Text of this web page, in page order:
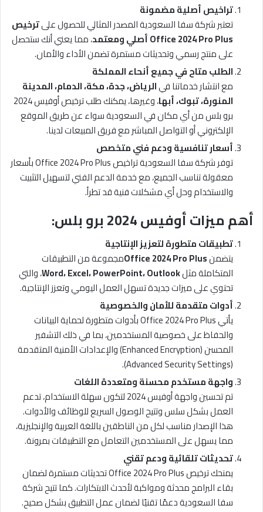
تراخيص أصلية مضمونة
تعتبر شركة سفا السعودية المصدر المثالي للحصول علىترخيص
Office 2024 Pro Plusأصلي ومعتمد، مما يعني أنك ستحصل
على منتج رسمي وتحديثات مستمرة تضمن الأداء والأمان.
الطلب متاح في جميع أنحاء المملكة
مع انتشار خدماتنا فيالرياض، جدة، مكة، الدمام، المدينة
المنورة، تبوك، أبها
، وغيرها، يمكنك طلب ترخيص أوفيس 2024
برو بلس من أي مكان في السعودية سواء عن طريق الموقع
الإلكتروني أو التواصل المباشر مع فريق المبيعات لدينا.
أسعار تنافسية ودعم فني متخصص
توفر شركة سفا السعودية تراخيص Office 2024 Pro Plus بأسعار
معقولة تناسب الجميع، مع خدمة الدعم الفني لتسهيل التثبيت
والاستخدام وحل أي مشكلات فنية قد تطرأ.
أهم ميزات أوفيس 2024 برو بلس :
تطبيقات متطورة لتعزيز الإنتاجية
يتضمنOffice 2024 Pro Plusمجموعة من التطبيقات
المتكاملة مثل
Word،Excel،PowerPoint،Outlook
، والتي
تحتوي على ميزات جديدة تسهل العمل اليومي وتعزز الإنتاجية.
أدوات متقدمة للأمان والخصوصية
يأتي Office 2024 Pro Plus بأدوات متطورة لحماية البيانات
والحفاظ على خصوصية المستخدمين، بما في ذلك التشفير
المحسن (Enhanced Encryption) والإعدادات الأمنية المتقدمة
(Advanced Security Settings).
واجهة مستخدم محسنة ومتعددة اللغات
تم تحسين واجهة أوفيس 2024 لتكون سهلة الاستخدام، تدعم
العمل بشكل سلس وتتيح الوصول السريع للوظائف والأدوات.
هذا الإصدار مناسب لكل من الناطقين باللغة العربية والإنجليزية،
مما يسهل على المستخدمين التعامل مع التطبيقات بمرونة.
تحديثات تلقائية ودعم تقني
يمنحك ترخيص Office 2024 Pro Plus تحديثات مستمرة لضمان
بقاء البرامج محدثة ومواكبة لأحدث الابتكارات. كما تتيح شركة
سفا السعودية دعمًا تقنيًا لضمان عمل التطبيق بشكل صحيح.